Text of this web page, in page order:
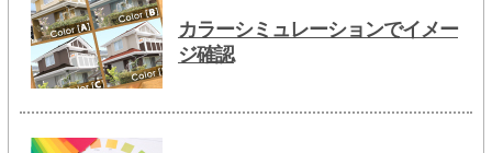
カラーシミュレーションでイメー
ジ確認